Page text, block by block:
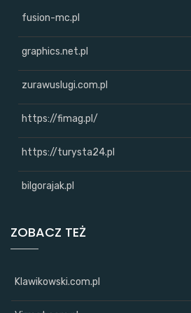
fusion-mc.pl
graphics.net.pl
zurawuslugi.com.pl
https://fimag.pl/
https://turysta24.pl
bilgorajak.pl
ZOBACZ TEŻ
Klawikowski.com.pl